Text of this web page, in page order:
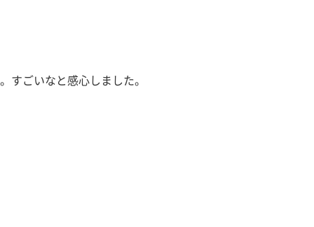
すごいなと感心しました。